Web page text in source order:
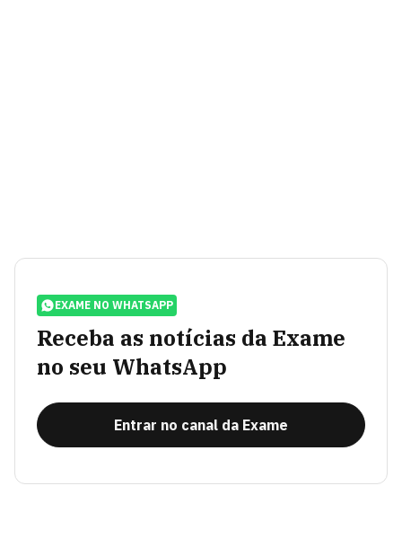
EXAME NO WHATSAPP
Receba as notícias da Exame
no seu WhatsApp
Entrar no canal da Exame